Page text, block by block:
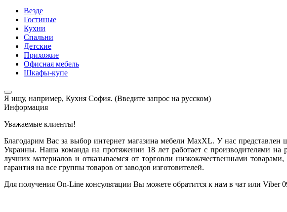
Везде
Гостиные
Кухни
Спальни
Детские
Прихожие
Офисная мебель
Шкафы-купе
Я ищу, например, Кухня София. (Введите запрос на русском)
Информация
Уважаемые клиенты!
Благодарим Вас за выбор интернет магазина мебели MaxXL. У нас
Украины. Наша команда на протяжении 18 лет работает с производителями
лучших материалов и отказываемся от торговли низкокачественными
гарантия на все группы товаров от заводов изготовителей.
Для получения On-Line консультации Вы можете обратится к нам в чат или Viber